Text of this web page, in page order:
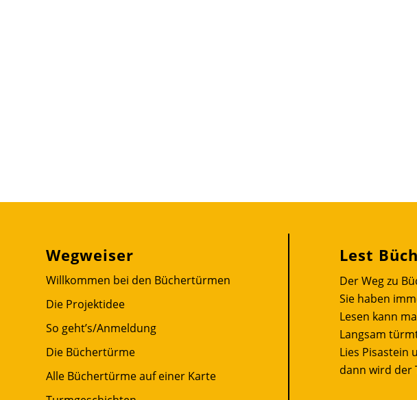
Wegweiser
Willkommen bei den Büchertürmen
Die Projektidee
So geht’s/Anmeldung
Die Büchertürme
Alle Büchertürme auf einer Karte
Lest
Der Weg zu
Sie haben
Lesen kann
Langsam
Lies Pisastein
dann wird der